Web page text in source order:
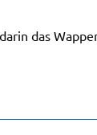
das